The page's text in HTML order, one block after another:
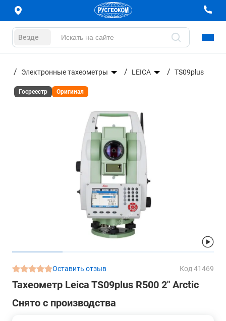
Везде
Электронные тахеометры LEICA TS09plus
Госреестр Оригинал
Оставить отзыв Код 41469
Тахеометр Leica TS09plus R500 2" Arctic
Снято с производства